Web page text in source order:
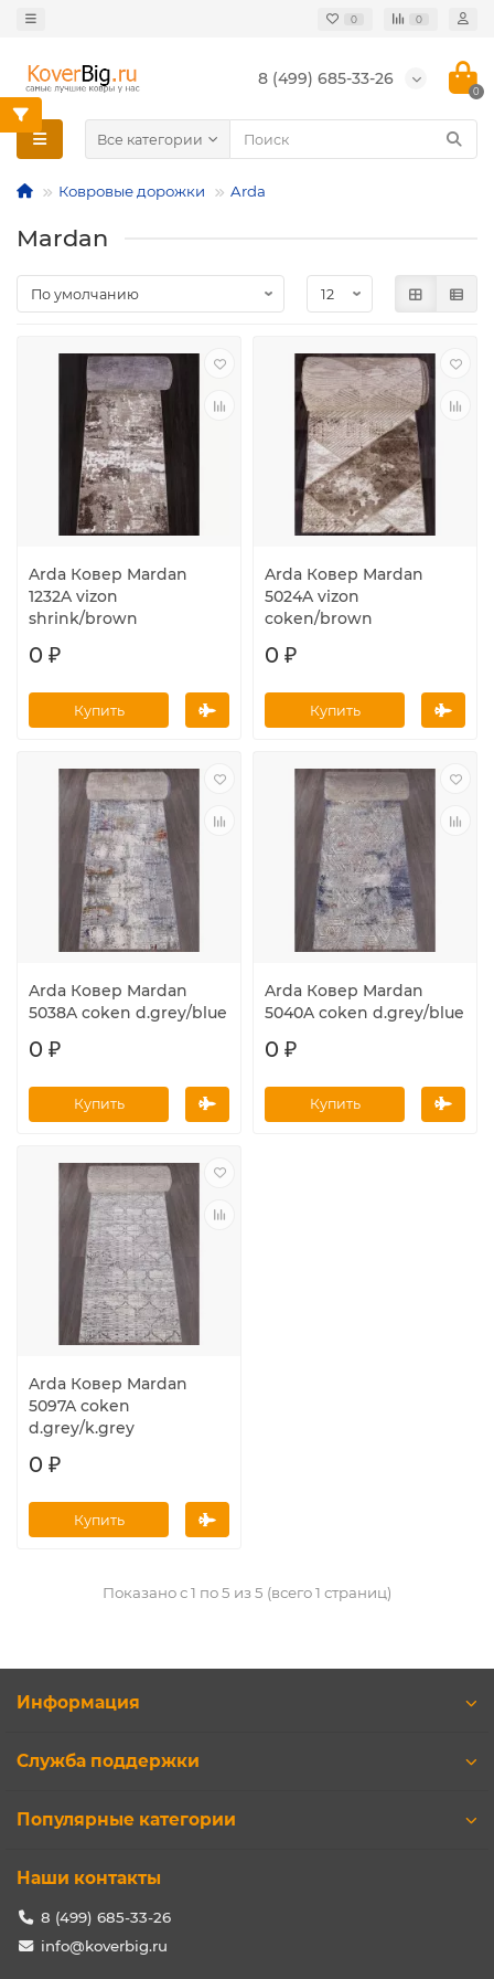
0 0
8 (499) 685-33-26
0
Все категории
Ковровые дорожки Arda
Mardan
Arda Ковер Mardan
1232A vizon
shrink/brown
0 ₽
Купить
Arda Ковер Mardan
5024A vizon
coken/brown
0 ₽
Купить
Arda Ковер Mardan
5038A coken d.grey/blue
0 ₽
Купить
Arda Ковер Mardan
5040A coken d.grey/blue
0 ₽
Купить
Arda Ковер Mardan
5097A coken
d.grey/k.grey
0 ₽
Купить
Показано с 1 по 5 из 5 (всего 1 страниц)
Информация
Служба поддержки
Популярные категории
Наши контакты
8 (499) 685-33-26
info@koverbig.ru